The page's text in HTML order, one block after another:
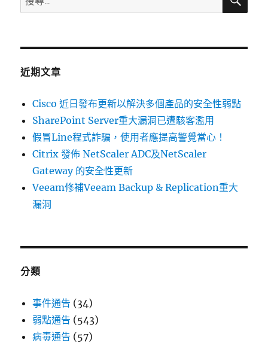
頁
尋
鍵
近期文章
Cisco 近日發布更新以解決多個產品的安全性弱點
SharePoint Server重大漏洞已遭駭客濫用
假冒Line程式詐騙，使用者應提高警覺當心！
Citrix 發佈 NetScaler ADC及NetScaler
Gateway 的安全性更新
Veeam修補Veeam Backup & Replication重大
漏洞
分類
事件通告 (34)
弱點通告 (543)
病毒通告 (57)